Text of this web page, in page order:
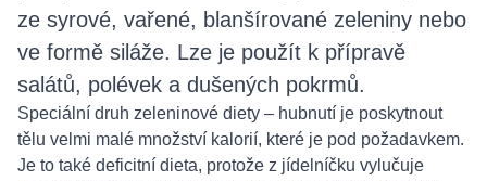
ze syrové, vařené, blanšírované zeleniny nebo
ve formě siláže. Lze je použít k přípravě
salátů, polévek a dušených pokrmů.
Speciální druh zeleninové diety – hubnutí je poskytnout
tělu velmi malé množství kalorií, které je pod požadavkem.
Je to také deficitní dieta, protože z jídelníčku vylučuje